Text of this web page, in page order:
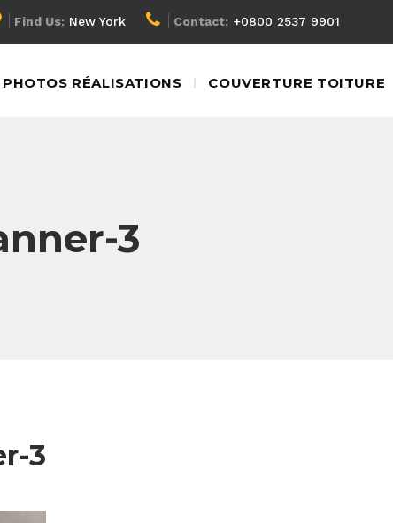
Find Us: New York Contact: +0800 2537 9901
PHOTOS RÉALISATIONS COUVERTURE TOITURE
3
3